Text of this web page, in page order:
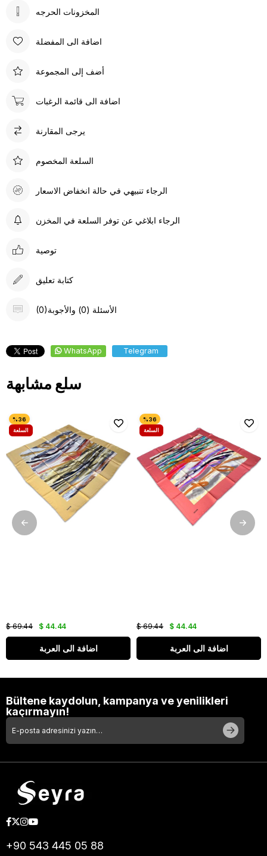
اضافة الى المفضلة
أضف إلى المجموعة
اضافة الى قائمة الرغبات
يرجى المقارنة
السلعة المخصوم
الرجاء تنبيهي في حالة انخفاض الاسعار
الرجاء ابلاغي عن توفر السلعة في المخزن
توصية
كتابة تعليق
(0)الأسئلة (0) والأجوبة
WhatsApp Telegram
سلع مشابهة
$ 44.44
$ 69.44
اضافة الى العربة
السلعة
$ 44.44
$ 69.44
اضافة الى العربة
السلعة
Bültene kaydolun, kampanya ve yenilikleri
kaçırmayın!
+90 543 445 05 88